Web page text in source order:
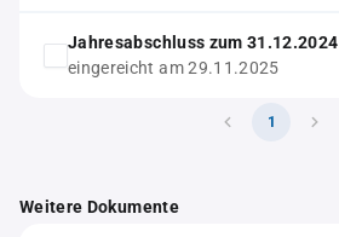
Jahresabschluss zum 31.12.2024
eingereicht am 29.11.2025
1
Weitere Dokumente